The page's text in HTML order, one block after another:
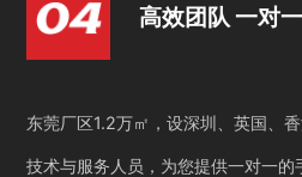
高效团队 一对
东莞厂区1.2万㎡，设深圳、英国、
技术与服务人员，为您提供一对一的